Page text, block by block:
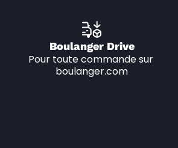
Boulanger Drive
Pour toute commande sur
boulanger.com